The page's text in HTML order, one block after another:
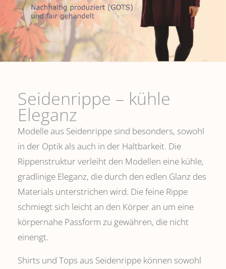
Seidenrippe­ – kühle
Eleganz
Modelle aus Seidenrippe sind besonders, sowohl
in der Optik als auch in der Haltbarkeit. Die
Rippenstruktur verleiht den Modellen eine kühle,
gradlinige Eleganz, die durch den edlen Glanz des
Materials unterstrichen wird. Die feine Rippe
schmiegt sich leicht an den Körper an um eine
körpernahe Passform zu gewähren, die nicht
einengt.
Shirts und Tops aus Seidenrippe können sowohl